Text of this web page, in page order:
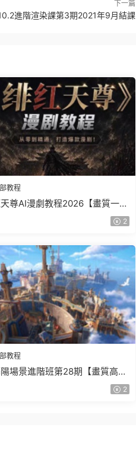
下一篇
進階渲染課第3期2021年9月結課
教程
尊AI漫劇教程2026【畫質一般
2
教程
場景進階班第28期【畫質高清
2